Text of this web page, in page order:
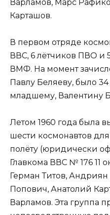
Варламов, Марс
Карташов.
В первом отряде
ВВС, 6 лётчиков ПВО и
ВМФ. На момент
Павлу Беляеву, было
младшему, Валентину
Летом 1960 года была
шести космонавтов
полёту (юридически
Главкома ВВС № 176 11
Герман Титов,
Попович, Анатолий
Варламов. Эта группа